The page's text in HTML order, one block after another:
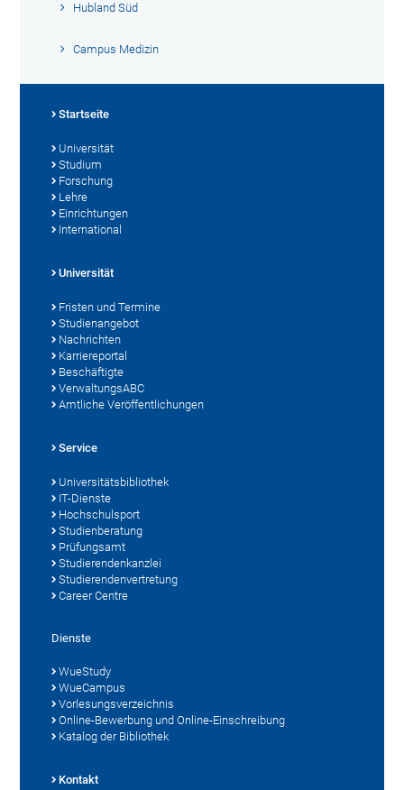
Hubland Süd
Campus Medizin
Startseite
Universität
Studium
Forschung
Lehre
Einrichtungen
International
Universität
Fristen und Termine
Studienangebot
Nachrichten
Karriereportal
Beschäftigte
VerwaltungsABC
Amtliche Veröffentlichungen
Service
Universitätsbibliothek
IT-Dienste
Hochschulsport
Studienberatung
Prüfungsamt
Studierendenkanzlei
Studierendenvertretung
Career Centre
Dienste
WueStudy
WueCampus
Vorlesungsverzeichnis
Online-Bewerbung und Online-Einschreibung
Katalog der Bibliothek
Kontakt